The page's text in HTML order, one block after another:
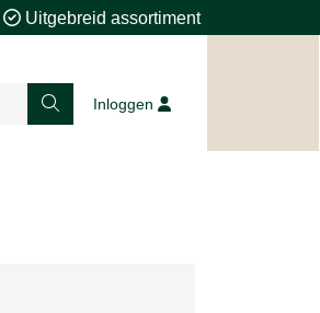
Uitgebreid assortiment
Inloggen